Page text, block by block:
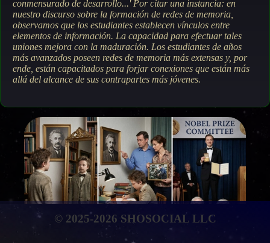
conmensurado de desarrollo...' Por citar una instancia: en
nuestro discurso sobre la formación de redes de memoria,
observamos que los estudiantes establecen vínculos entre
elementos de información. La capacidad para efectuar tales
uniones mejora con la maduración. Los estudiantes de años
más avanzados poseen redes de memoria más extensas y, por
ende, están capacitados para forjar conexiones que están más
allá del alcance de sus contrapartes más jóvenes.
© 2025-2026 SHOSOCIAL LLC